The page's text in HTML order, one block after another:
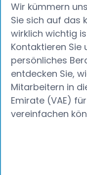
Wir kümmern
Sie sich auf das
wirklich wichtig
Kontaktieren Sie
persönliches
entdecken Sie,
Mitarbeitern in
Emirate (VAE)
vereinfachen